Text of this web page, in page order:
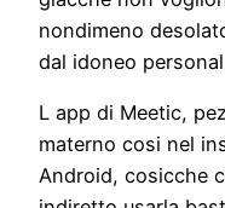
nondimeno
dal idoneo
L app di Meetic,
materno cosi nel
Android, cosicche